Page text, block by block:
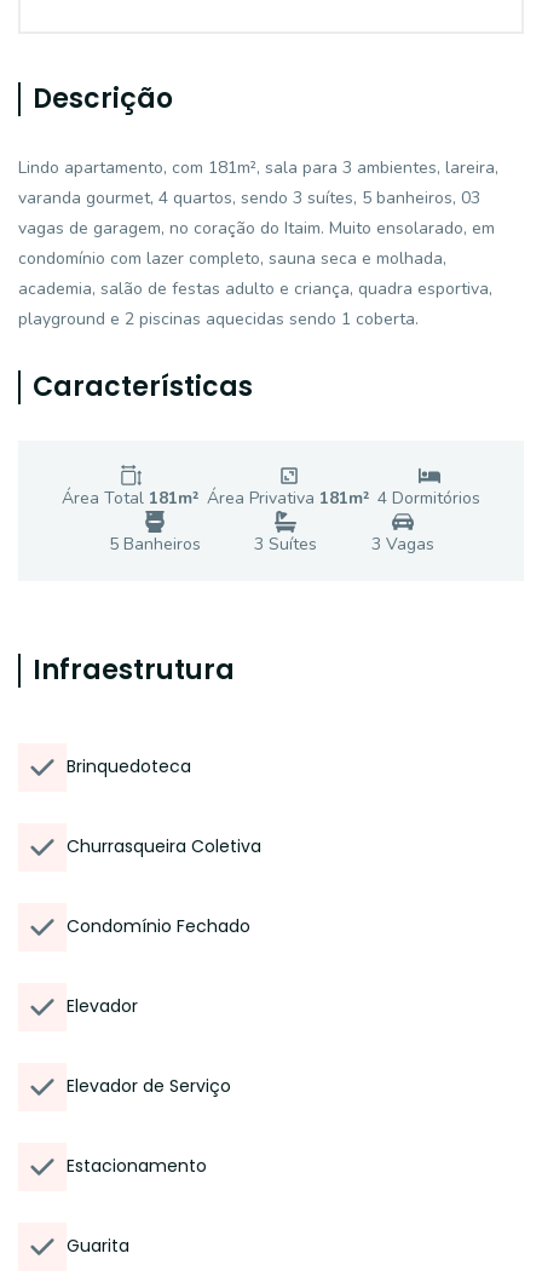
Descrição
Lindo apartamento, com 181m², sala para 3 ambientes, lareira,
varanda gourmet, 4 quartos, sendo 3 suítes, 5 banheiros, 03
vagas de garagem, no coração do Itaim. Muito ensolarado, em
condomínio com lazer completo, sauna seca e molhada,
academia, salão de festas adulto e criança, quadra esportiva,
playground e 2 piscinas aquecidas sendo 1 coberta.
Características
Área Total 181m² Área Privativa 181m² 4 Dormitórios
5Banheiros 3 Suítes 3 Vagas
Infraestrutura
Brinquedoteca
Churrasqueira Coletiva
Condomínio Fechado
Elevador
Elevador de Serviço
Estacionamento
Guarita